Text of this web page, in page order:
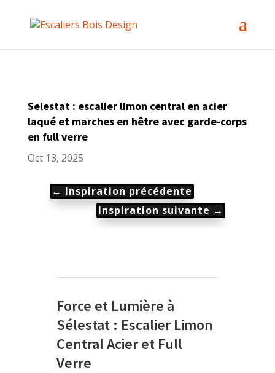
Selestat : escalier limon central en acier
laqué et marches en hêtre avec garde-corps
en full verre
Oct 13, 2025
← Inspiration précédente
Inspiration suivante →
Force et Lumière à
Sélestat : Escalier Limon
Central Acier et Full
Verre